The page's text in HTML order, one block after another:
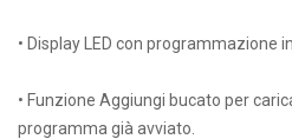
• Display LED con programmazione
• Funzione Aggiungi bucato per
programma già avviato.